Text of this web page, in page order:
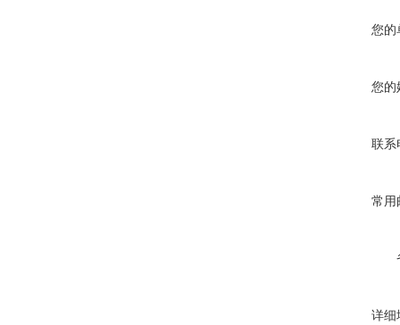
您的
您的
联系
常用
详细